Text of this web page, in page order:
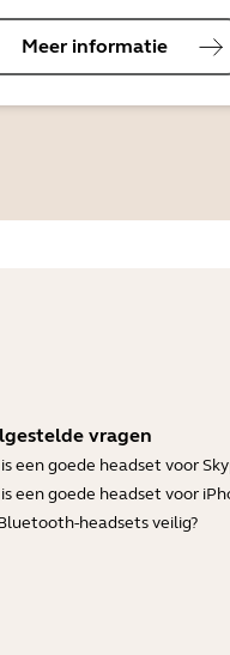
Meer informatie
vragen
een goede headset voor
een goede headset voor
headsets veilig?